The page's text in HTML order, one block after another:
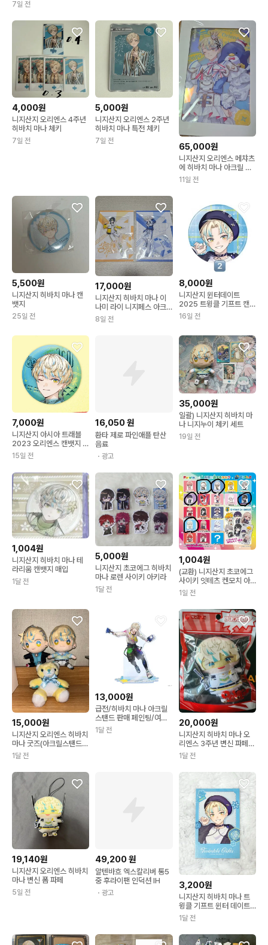
7일 전
4,000원
니지산지 오리엔스 4주년
히바치 마나 체키
7일 전
5,000원
니지산지 오리엔스 2주년
히바치 마나 특전 체키
7일 전
65,000원
니지산지 오리엔스 메챠츠
에 히바치 마나 아크릴 판
넬 굿즈 양도합니다
11일 전
5,500원
니지산지 히바치 마나 캔
뱃지
25일 전
17,000원
니지산지 히바치 마나 이
나미 라이 니지페스 아크
릴 스탠드 판매
8일 전
8,000원
니지산지 윈터데이트
2025 트윙클 기프트 캔뱃
지 히바치 마나 양도 처분
16일 전
7,000원
니지산지 아시아 트래블
2023 오리엔스 캔뱃지 히
바치 마나 미사용 양도 처
15일 전
16,050원
환타 제로 파인애플 탄산
음료
・광고
35,000원
일괄) 니지산지 히바치 마
나 니지누이 체키 세트
19일 전
1,004원
니지산지 히바치 마나 테
라리움 캔뱃지 매입
1달 전
5,000원
니지산지 초코에그 히바치
마나 로렌 사이키 아키라
1달 전
1,004원
(교환) 니지산지 초코에그
사이키 잇테츠 켄모치 아
키라 아르스 히바치 마나
이브라힘
1일 전
15,000원
니지산지 오리엔스 히바치
마나 굿즈(아크릴스탠드,
누이, 2025생일굿즈
1달 전
13,000원
급전/히바치 마나 아크릴
스탠드 판매 페인팅/여름
니지산지
1달 전
20,000원
니지산지 히바치 마나 오
리엔스 3주년 변신 파페
미개봉
1달 전
19,140원
니지산지 오리엔스 히바치
마나 변신 폼 파페
5일 전
49,200원
알텐바흐 엑스칼리버 통5
중 후라이팬 인덕션 IH
・광고
3,200원
니지산지 히바치 마나 트
윙클 기프트 윈터 데이트
2025 체키 포카
1달 전